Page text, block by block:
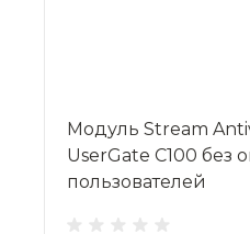
Модуль Stream
UserGate C100 без
пользователей